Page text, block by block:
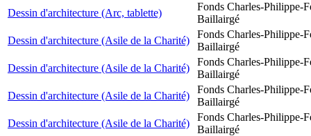
Dessin d'architecture (Arc, tablette)
Fonds Charles-Philippe-
Baillairgé
Dessin d'architecture (Asile de la Charité)
Fonds Charles-Philippe-
Baillairgé
Dessin d'architecture (Asile de la Charité)
Fonds Charles-Philippe-
Baillairgé
Dessin d'architecture (Asile de la Charité)
Fonds Charles-Philippe-
Baillairgé
Dessin d'architecture (Asile de la Charité)
Fonds Charles-Philippe-
Baillairgé